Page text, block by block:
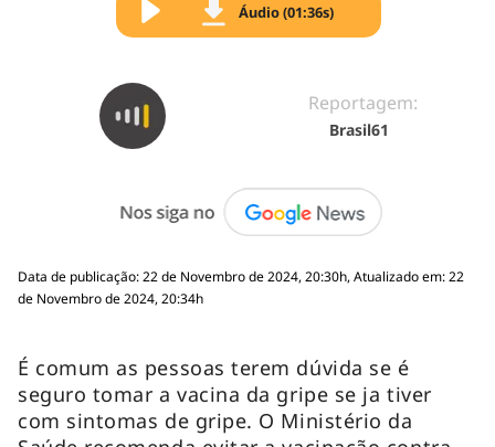
Áudio (01:36s)
Reportagem:
Brasil61
Data de publicação: 22 de Novembro de 2024, 20:30h, Atualizado em: 22
de Novembro de 2024, 20:34h
É comum as pessoas terem dúvida se é
seguro tomar a vacina da gripe se ja tiver
com sintomas de gripe. O Ministério da